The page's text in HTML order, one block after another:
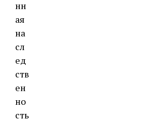
нн
ая
на
сл
ед
ств
ен
но
сть